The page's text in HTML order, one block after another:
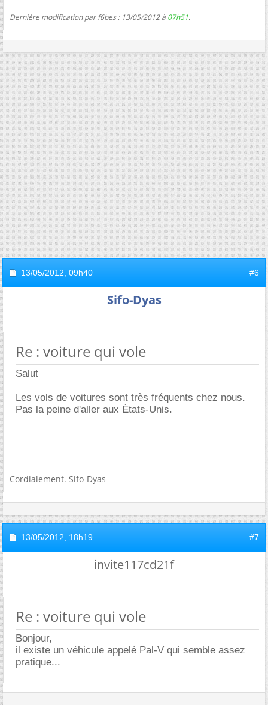
Dernière modification par f6bes ; 13/05/2012 à 07h51.
13/05/2012, 09h40 #6
Sifo-Dyas
Re : voiture qui vole
Salut
Les vols de voitures sont très fréquents chez nous.
Pas la peine d'aller aux États-Unis.
Cordialement. Sifo-Dyas
13/05/2012, 18h19 #7
invite117cd21f
Re : voiture qui vole
Bonjour,
il existe un véhicule appelé Pal-V qui semble assez
pratique...